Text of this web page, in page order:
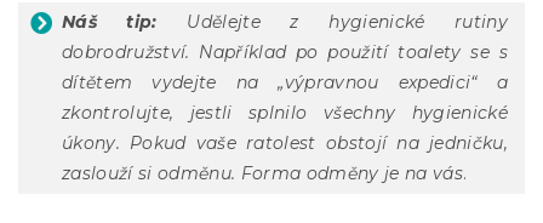
Náš tip: Udělejte z hygienické rutiny
dobrodružství. Například po použití toalety se s
dítětem vydejte na „výpravnou expedici“ a
zkontrolujte, jestli splnilo všechny hygienické
úkony. Pokud vaše ratolest obstojí na jedničku,
zaslouží si odměnu. Forma odměny je na vás.